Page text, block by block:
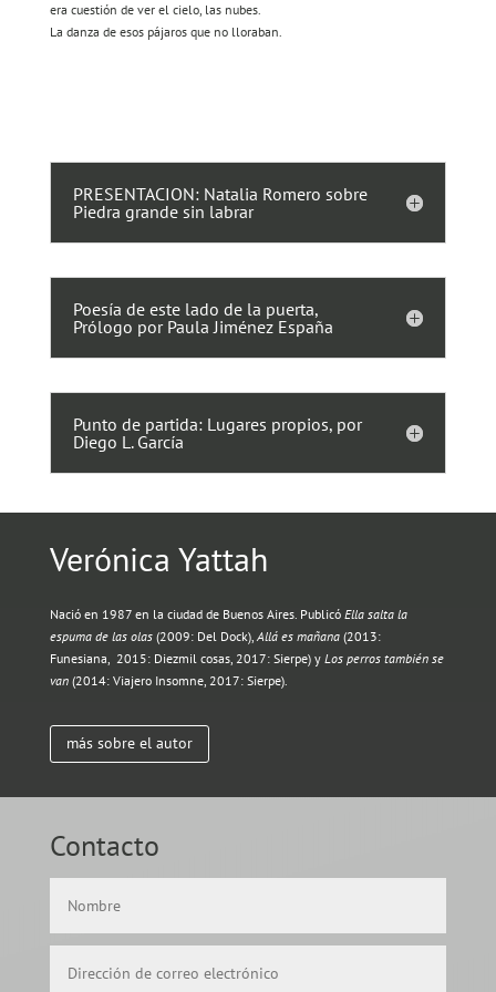
era cuestión de ver el cielo, las nubes.
La danza de esos pájaros que no lloraban.
PRESENTACION: Natalia Romero sobre
Piedra grande sin labrar
Poesía de este lado de la puerta,
Prólogo por Paula Jiménez España
Punto de partida: Lugares propios, por
Diego L. García
Verónica Yattah
Nació en 1987 en la ciudad de Buenos Aires. Publicó Ella salta la
espuma de las olas (2009: Del Dock),Allá es mañana (2013:
Funesiana, 2015: Diezmil cosas, 2017: Sierpe) y Los perros también se
van(2014: Viajero Insomne, 2017: Sierpe).
más sobre el autor
Contacto